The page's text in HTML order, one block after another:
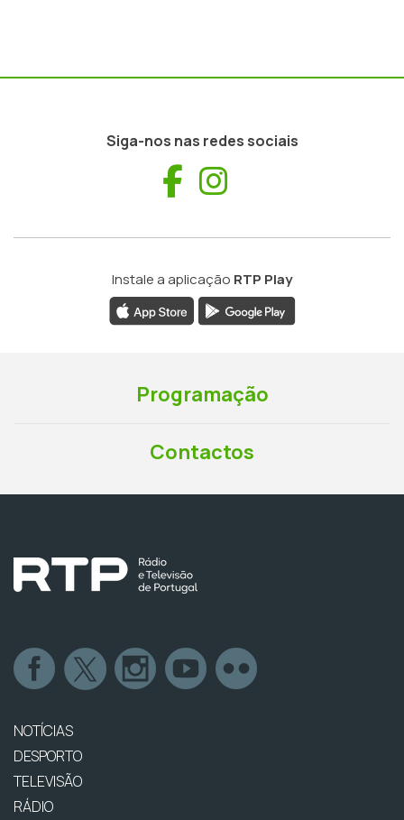
Siga-nos nas redes sociais
Facebook
Instale a aplicação RTP Play
Programação
Contactos
NOTÍCIAS
DESPORTO
TELEVISÃO
RÁDIO